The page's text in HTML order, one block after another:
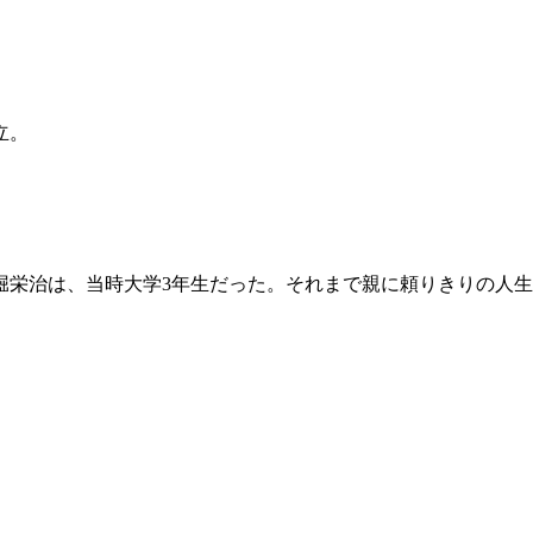
治は、当時大学3年生だった。それまで親に頼りきりの人